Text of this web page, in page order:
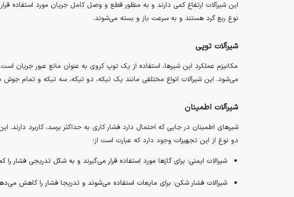
این شیرآلات ارتفاع کمی دارند و به منظور قطع و وصل کامل جریان مورد استفاده
نوع ربع گرد هستند و به سرعت باز و بسته می‌شوند.
شیرآلات توپی
می‌شود. این شیرآلات انواع مختلفی مانند یک تیکه، دو تیکه، سه تیکه و تمام جوش
شیرآلات اطمینان
شیرهای اطمینان در جایی که احتمال دارد فشار کاری به حداکثر برسد، کاربرد
دو نوع از این تجهیزات وجود دارد که عبارت است از:
شیرالات ایمنی: برای گازها مورد استفاده قرار می‌گیرند و به شکل تدریجی فشار را
شیرالات فشار شکن: برای مایعات استفاده می‌شوند و تدریجا فشار را کاهش